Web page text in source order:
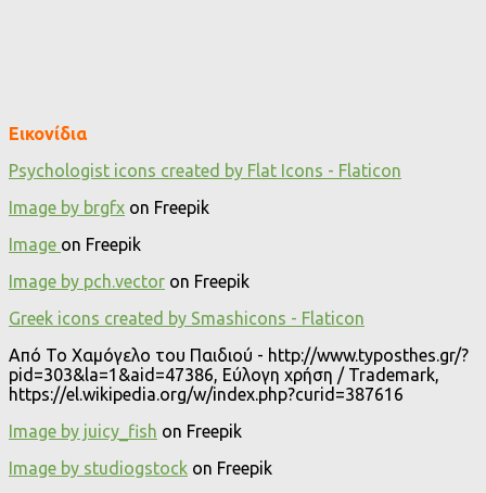
Εικονίδια
Psychologist icons created by Flat Icons - Flaticon
Image by brgfx on Freepik
Image on Freepik
Image by pch.vector on Freepik
Greek icons created by Smashicons - Flaticon
Από Το Χαμόγελο του Παιδιού - http://www.typosthes.gr/?
pid=303&la=1&aid=47386, Εύλογη χρήση / Trademark,
https://el.wikipedia.org/w/index.php?curid=387616
Image by juicy_fish on Freepik
Image by studiogstock on Freepik